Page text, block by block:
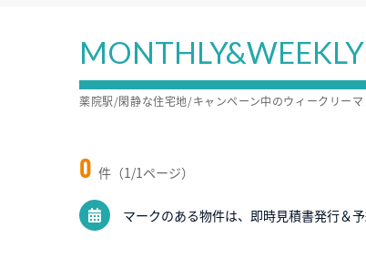
0 件（1/1ページ）
マークのある物件は、即時見積書発行＆
薬院駅/閑静な住宅地/キャンペーン中のウィークリー